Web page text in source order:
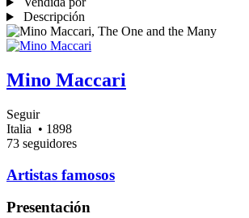
Descripción
Mino Maccari
Seguir
Italia • 1898
73 seguidores
Artistas famosos
Presentación